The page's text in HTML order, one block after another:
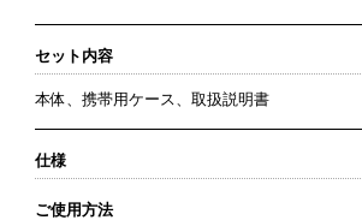
セット内容
本体、携帯用ケース、取扱説明書
仕様
ご使用方法